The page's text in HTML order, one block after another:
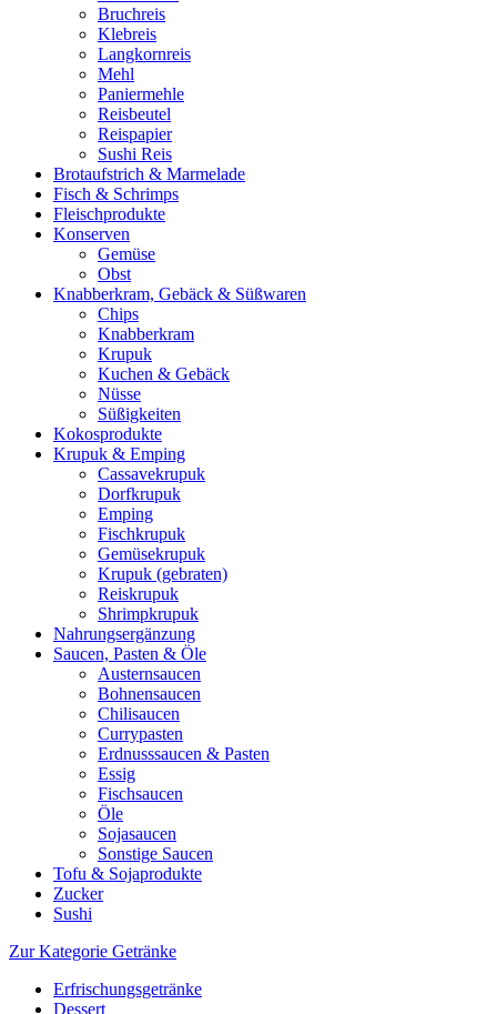
Bruchreis
Klebreis
Langkornreis
Mehl
Paniermehle
Reisbeutel
Reispapier
Sushi Reis
Brotaufstrich & Marmelade
Fisch & Schrimps
Fleischprodukte
Konserven
Gemüse
Obst
Knabberkram, Gebäck & Süßwaren
Chips
Knabberkram
Krupuk
Kuchen & Gebäck
Nüsse
Süßigkeiten
Kokosprodukte
Krupuk & Emping
Cassavekrupuk
Dorfkrupuk
Emping
Fischkrupuk
Gemüsekrupuk
Krupuk (gebraten)
Reiskrupuk
Shrimpkrupuk
Nahrungsergänzung
Saucen, Pasten & Öle
Austernsaucen
Bohnensaucen
Chilisaucen
Currypasten
Erdnusssaucen & Pasten
Essig
Fischsaucen
Öle
Sojasaucen
Sonstige Saucen
Tofu & Sojaprodukte
Zucker
Sushi
Zur Kategorie Getränke
Erfrischungsgetränke
Dessert